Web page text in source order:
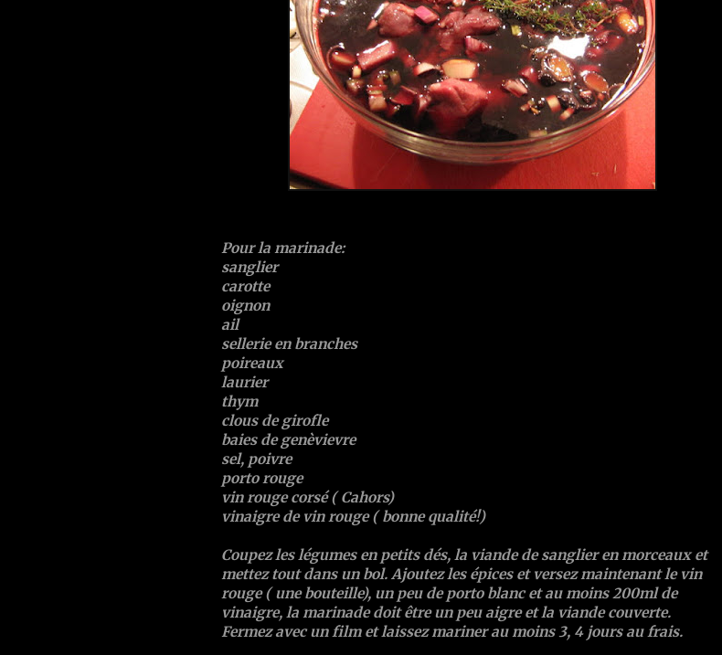
Pour la marinade:
sanglier
carotte
oignon
ail
sellerie en branches
poireaux
laurier
thym
clous de girofle
baies de genèvievre
sel, poivre
porto rouge
vin rouge corsé ( Cahors)
vinaigre de vin rouge ( bonne qualité!)
Coupez les légumes en petits dés, la viande de sanglier en morceaux et
mettez tout dans un bol. Ajoutez les épices et versez maintenant le vin
rouge ( une bouteille), un peu de porto blanc et au moins 200ml de
vinaigre, la marinade doit être un peu aigre et la viande couverte.
Fermez avec un film et laissez mariner au moins 3, 4 jours au frais.